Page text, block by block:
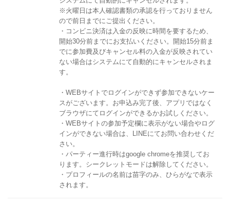
※火曜日は本人確認書類の承認を行っておりません
ので前日までにご提出ください。
・コンビニ決済は入金の反映に時間を要するため、
開始30分前までにお支払いください。開始15分前ま
でに参加費及びキャンセル料の入金が反映されてい
ない場合はシステムにて自動的にキャンセルされま
す。
・WEBサイトでログインができず参加できないケー
スがございます。お申込み完了後、アプリではなく
ブラウザにてログインができるかお試しください。
・WEBサイトの参加予定欄に表示がない場合やログ
インができない場合は、LINEにてお問い合わせくだ
さい。
・パーティー進行時はgoogle chromeを推奨してお
ります。シークレットモードは解除してください。
・プロフィールの名前は苗字のみ、ひらがなで表示
されます。